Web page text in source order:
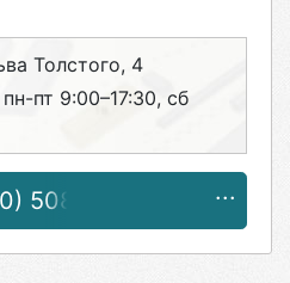
Толстого, 4
пн-пт 9:00–17:30, сб
508-13-66